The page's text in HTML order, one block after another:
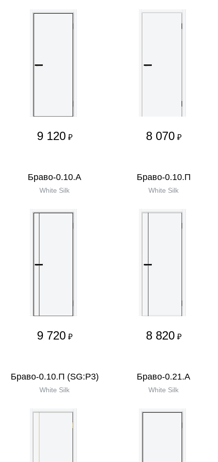
9 120 ₽ 8 070 ₽
Браво-0.10.А
White Silk
9 720 ₽
Браво-0.10.П
White Silk
8 820 ₽
Браво-0.10.П (SG:P3)
White Silk
Браво-0.21.А
White Silk